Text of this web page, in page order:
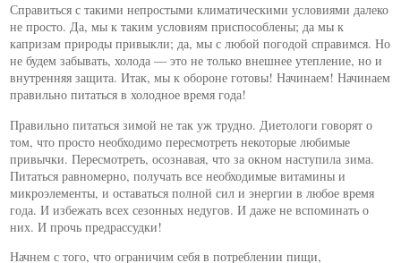
Справиться с такими непростыми климатическими условиями далеко
не просто. Да, мы к таким условиям приспособлены; да мы к
капризам природы привыкли; да, мы с любой погодой справимся. Но
не будем забывать, холода — это не только внешнее утепление, но и
внутренняя защита. Итак, мы к обороне готовы! Начинаем! Начинаем
правильно питаться в холодное время года!
Правильно питаться зимой не так уж трудно. Диетологи говорят о
том, что просто необходимо пересмотреть некоторые любимые
привычки. Пересмотреть, осознавая, что за окном наступила зима.
Питаться равномерно, получать все необходимые витамины и
микроэлементы, и оставаться полной сил и энергии в любое время
года. И избежать всех сезонных недугов. И даже не вспоминать о
них. И прочь предрассудки!
Начнем с того, что ограничим себя в потреблении пищи,